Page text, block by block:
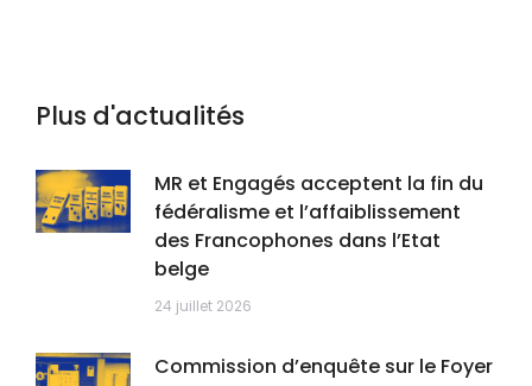
Plus d'actualités
MR et Engagés acceptent la fin du
fédéralisme et l’affaiblissement
des Francophones dans l’Etat
belge
24 juillet 2026
Commission d’enquête sur le Foyer